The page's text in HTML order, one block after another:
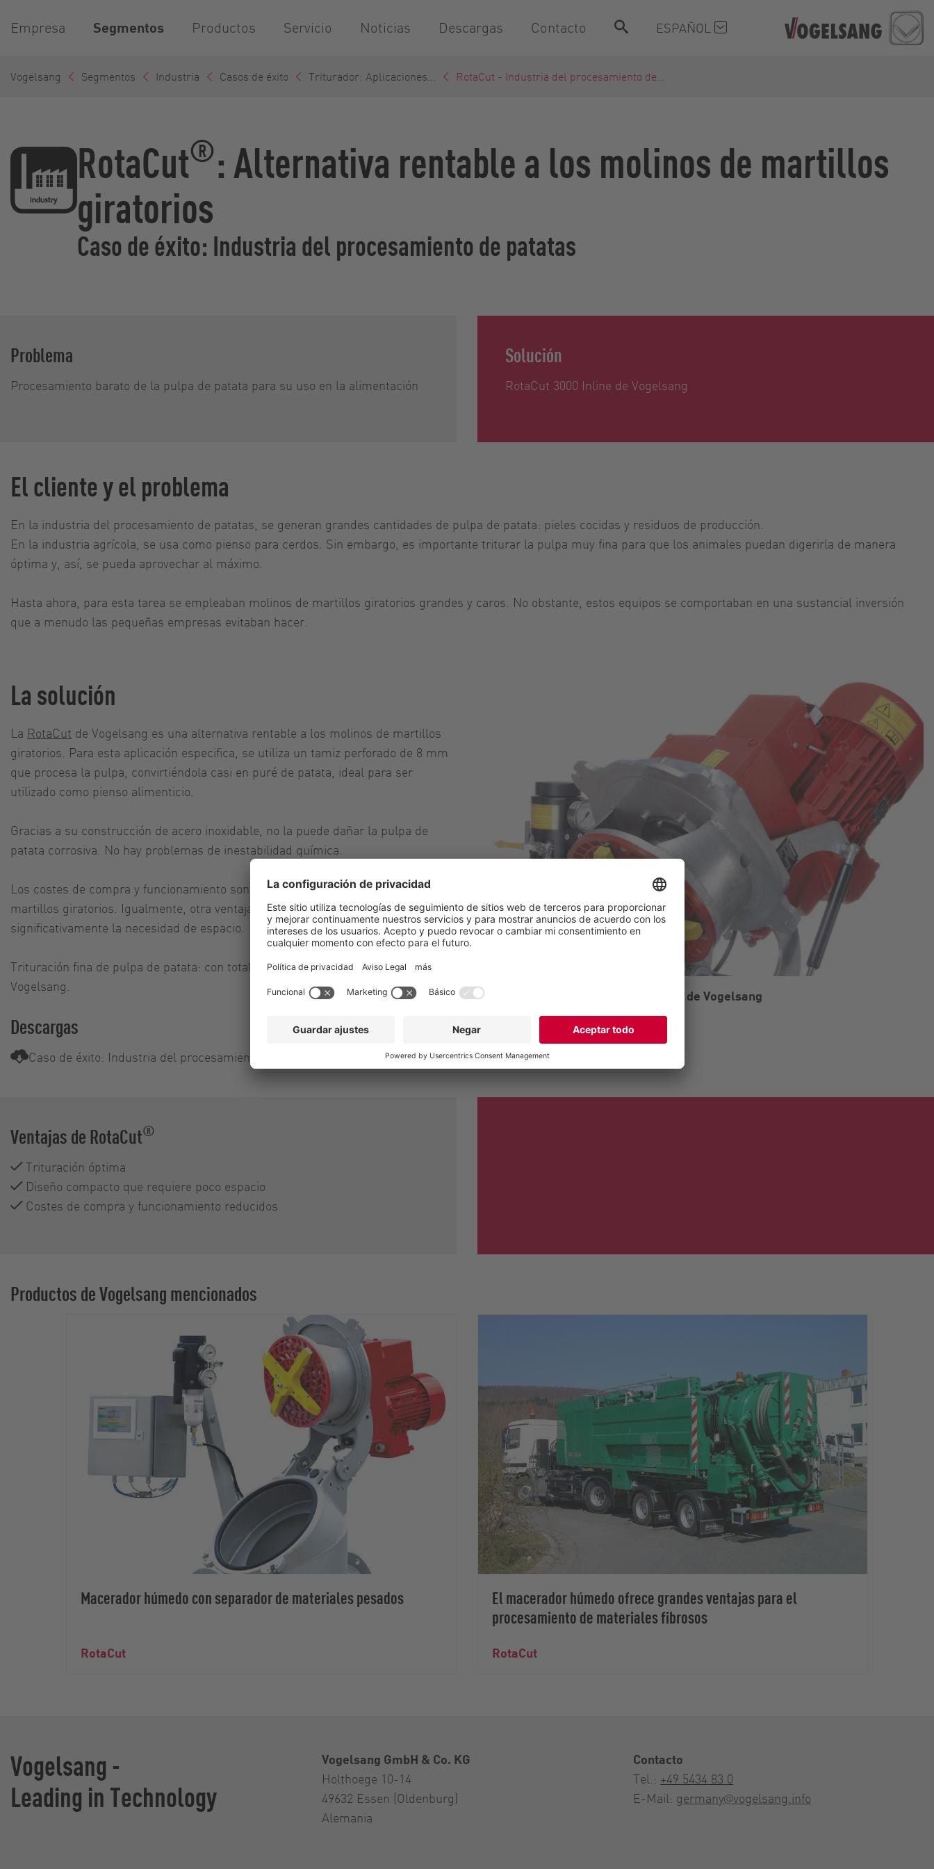
Empresa Segmentos Productos Servicio Noticias Descargas Contacto ESPAÑOL
Vogelsang Segmentos Industria Casos de éxito Triturador: Aplicaciones... RotaCut - Industria del procesamiento de...
RotaCut®: Alternativa rentable a los molinos de martillos
giratorios
Caso de éxito: Industria del procesamiento de patatas
Problema
Procesamiento barato de la pulpa de patata para su uso en la alimentación
Solución
RotaCut 3000 Inline de Vogelsang
El cliente y el problema
En la industria del procesamiento de patatas, se generan grandes cantidades de pulpa de patata: pieles cocidas y residuos de producción.
En la industria agrícola, se usa como pienso para cerdos. Sin embargo, es importante triturar la pulpa muy fina para que los animales puedan digerirla de manera
óptima y, así, se pueda aprovechar al máximo.
Hasta ahora, para esta tarea se empleaban molinos de martillos giratorios grandes y caros. No obstante, estos equipos se comportaban en una sustancial inversión
que a menudo las pequeñas empresas evitaban hacer.
La solución
La RotaCut de Vogelsang es una alternativa rentable a los molinos de martillos
giratorios. Para esta aplicación especifica, se utiliza un tamiz perforado de 8 mm
que procesa la pulpa, convirtiéndola casi en puré de patata, ideal para ser
utilizado como pienso alimenticio.
Gracias a su construcción de acero inoxidable, no la puede dañar la pulpa de
patata corrosiva. No hay problemas de inestabilidad química.
Los costes de compra y funcionamiento son más bajos que los de un molino de
martillos giratorios. Igualmente, otra ventaja es el diseño compacto, que reduce
significativamente la necesidad de espacio.
Trituración fina de pulpa de patata: con total facilidad gracias a la tecnología de
Vogelsang.
Descargas
Caso de éxito: Industria del procesamiento de patatas
RotaCut de Vogelsang
Ventajas de RotaCut®
Trituración óptima
Diseño compacto que requiere poco espacio
Costes de compra y funcionamiento reducidos
Productos de Vogelsang mencionados
Macerador húmedo con separador de materiales pesados
RotaCut
El macerador húmedo ofrece grandes ventajas para el
procesamiento de materiales fibrosos
RotaCut
Vogelsang -
Leading in Technology
Vogelsang GmbH & Co. KG
Holthoege 10-14
49632 Essen (Oldenburg)
Alemania
Contacto
Tel.: +49 5434 83 0
E-Mail: germany@vogelsang.info